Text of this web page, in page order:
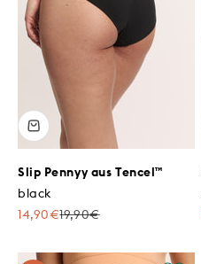
Slip Pennyy aus Tencel™
black
Angebot
14,90€Regulärer Preis
19,90€